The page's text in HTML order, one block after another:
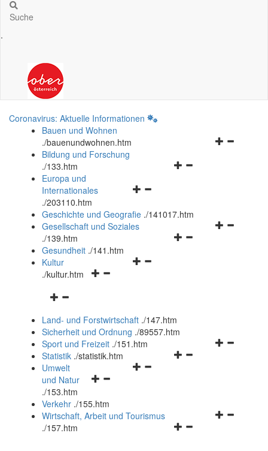
Suche
.
Coronavirus: Aktuelle Informationen
Bauen und Wohnen
./bauenundwohnen.htm
Navigationsmenü
Bildung und Forschung
./133.htm
Navigationsmenü
und
schließen
Europa und
Internationales
./203110.htm
Geschichte und Geografie ./141017.htm
Navigationsmenü
Gesellschaft und Soziales
./139.htm
Navigationsmenü
Gesundheit ./141.htm
Navigationsmenü
Kultur
./kultur.htm
Navigationsmenü
und
schließen
Land- und Forstwirtschaft ./147.htm
Sicherheit und Ordnung ./89557.htm
Navigationsmenü
Sport und Freizeit ./151.htm
Navigationsmenü
Statistik ./statistik.htm
Navigationsmenü
und
schließen
Umwelt
und Natur
./153.htm
Verkehr ./155.htm
Navigationsmenü
Wirtschaft, Arbeit und Tourismus
./157.htm